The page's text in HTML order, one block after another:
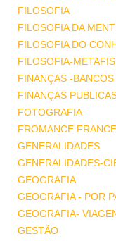
FILOSOFIA
FILOSOFIA DA
FILOSOFIA DO
FILOSOFIA-
FINANÇAS -BANCOS
FINANÇAS
FOTOGRAFIA
FROMANCE
GENERALIDADES
GENERALIDADES-
GEOGRAFIA
GEOGRAFIA - POR
GEOGRAFIA-
GESTÃO